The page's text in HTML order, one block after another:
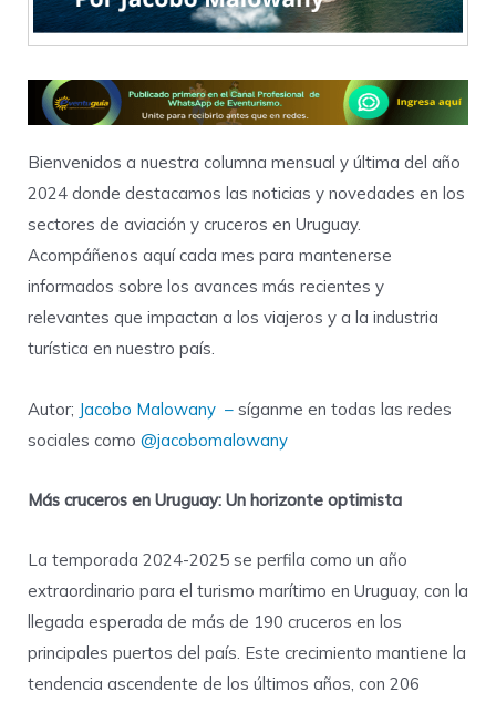
Bienvenidos a nuestra columna mensual y última del año
2024 donde destacamos las noticias y novedades en los
sectores de aviación y cruceros en Uruguay.
Acompáñenos aquí cada mes para mantenerse
informados sobre los avances más recientes y
relevantes que impactan a los viajeros y a la industria
turística en nuestro país.
Autor; Jacobo Malowany – síganme en todas las redes
sociales como @jacobomalowany
Más cruceros en Uruguay: Un horizonte optimista
La temporada 2024-2025 se perfila como un año
extraordinario para el turismo marítimo en Uruguay, con la
llegada esperada de más de 190 cruceros en los
principales puertos del país. Este crecimiento mantiene la
tendencia ascendente de los últimos años, con 206